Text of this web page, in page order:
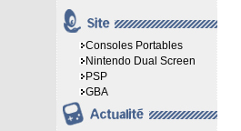
Consoles Portables
Nintendo Dual Screen
PSP
GBA